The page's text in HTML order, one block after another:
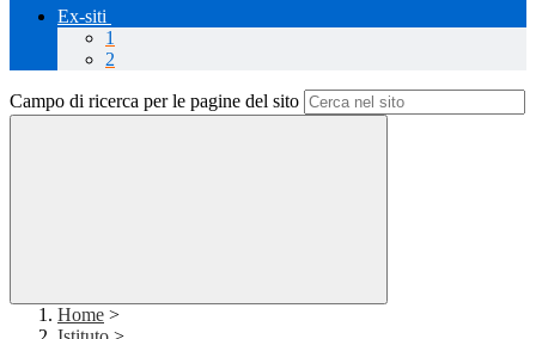
Ex-siti
1
2
Campo di ricerca per le pagine del sito
Home >